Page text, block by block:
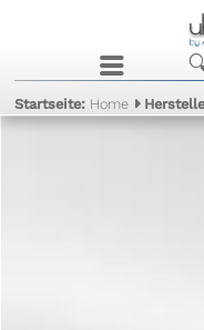
j
Startseite: Home